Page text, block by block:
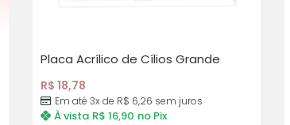
Placa Acrílico de Cílios Grande
R$ 18,78
Em até 3x de R$ 6,26 sem juros
À vista R$ 16,90 no Pix